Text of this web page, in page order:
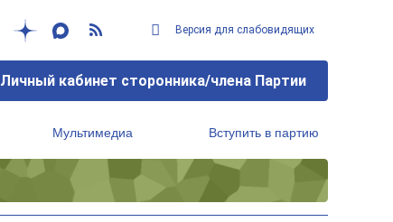
Версия для слабовидящих
Личный кабинет сторонника/члена Партии
Мультимедиа Вступить в партию